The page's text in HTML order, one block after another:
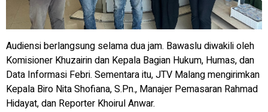
Audiensi berlangsung selama dua jam. Bawaslu diwakili oleh
Komisioner Khuzairin dan Kepala Bagian Hukum, Humas, dan
Data Informasi Febri. Sementara itu, JTV Malang mengirimkan
Kepala Biro Nita Shofiana, S.Pn., Manajer Pemasaran Rahmad
Hidayat, dan Reporter Khoirul Anwar.